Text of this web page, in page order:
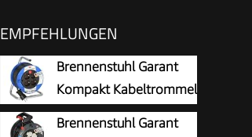
EMPFEHLUNGEN
Brennenstuhl Garant
Kompakt Kabeltrommel
15m
Brennenstuhl Garant